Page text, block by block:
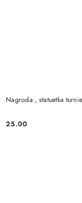
Nagroda , statuetka
Cena:
25.00